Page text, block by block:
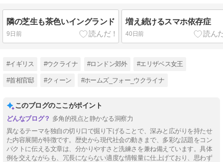
隣の芝生も茶色いイングランド
9日前
増え続けるスマホ依存症
40日前
#イギリス #ウクライナ #ロンドン郊外 #エリザベス女王
#首相官邸 #クィーン #ホームズ_フォー_ウクライナ
このブログのここがポイント
多角的視点と静かなる洞察力
異なるテーマを独自の切り口で掘り下げることで、深みと広がりを持たせ
た内容展開が特徴です。歴史から現代社会の動きまで、多彩な話題をコン
パクトに伝える文章は、分かりやすさと洗練さを兼ね備えています。具体
例を交えながらも、冗長にならない適度な情報量に仕上げており、思わず